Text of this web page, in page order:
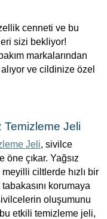
cenneti ve bu
sizi bekliyor!
markalarından
ve cildinize özel
Temizleme Jeli
Jeli, sivilce
çıkar. Yağsız
ciltlerde hızlı bir
korumaya
oluşumunu
etkili temizleme jeli,